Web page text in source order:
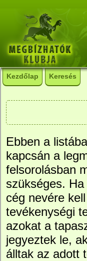
Kezdőlap Keresés
Ebben a
kapcsán a
felsorolásban
szükséges.
cég nevére
tevékenységi
azokat a
jegyeztek le,
álltak az adott